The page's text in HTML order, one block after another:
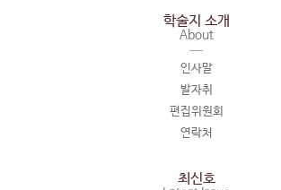
학술지 소개
About
인사말
발자취
편집위원회
연락처
최신호